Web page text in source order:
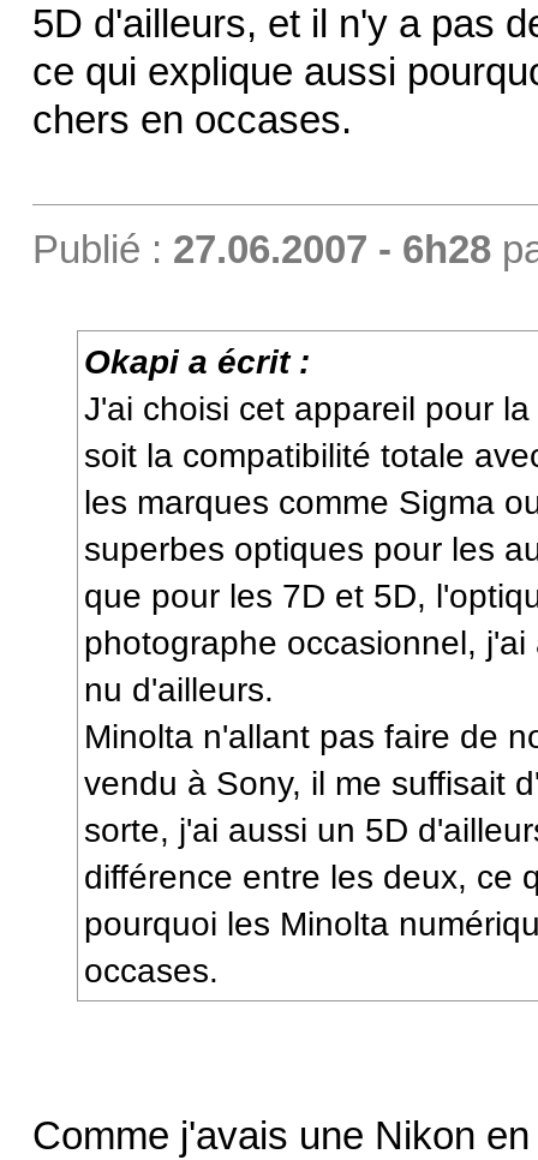
5D d'ailleurs, et il n'y a pas
ce qui explique aussi
chers en occases.
Publié : 27.06.2007 - 6h28
Okapi a écrit :
J'ai choisi cet appareil pour
soit la compatibilité totale
les marques comme Sigma
superbes optiques pour les
que pour les 7D et 5D,
photographe occasionnel,
nu d'ailleurs.
Minolta n'allant pas faire de
vendu à Sony, il me suffisait
sorte, j'ai aussi un 5D
différence entre les deux, ce
pourquoi les Minolta
occases.
Comme j'avais une Nikon